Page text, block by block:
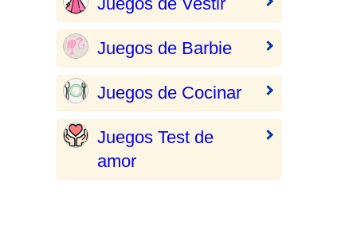
Juegos de Barbie
Juegos de Cocinar
Juegos Test de
amor